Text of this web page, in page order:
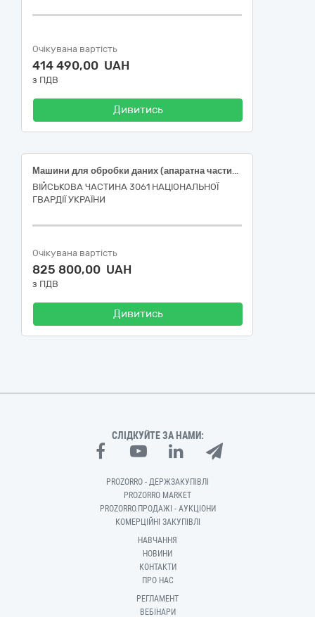
Очікувана вартість
414 490,00 UAH
з ПДВ
Дивитись
Машини для обробки даних (апаратна частина) (Персональний комп’ютер, Ноутбук тип 1, Ноутбук 14" бізнес-класу (або еквівалент), Ноутбук 15,6" (або еквівалент), Ноутбук тип 2, Ноутбук тип 3)
ВІЙСЬКОВА ЧАСТИНА 3061 НАЦІОНАЛЬНОЇ
ГВАРДІЇ УКРАЇНИ
Очікувана вартість
825 800,00 UAH
з ПДВ
Дивитись
СЛІДКУЙТЕ ЗА НАМИ:
PROZORRO - ДЕРЖЗАКУПІВЛІ
PROZORRO MARKET
PROZORRO.ПРОДАЖІ - АУКЦІОНИ
КОМЕРЦІЙНІ ЗАКУПІВЛІ
НАВЧАННЯ
НОВИНИ
КОНТАКТИ
ПРО НАС
РЕГЛАМЕНТ
ВЕБІНАРИ